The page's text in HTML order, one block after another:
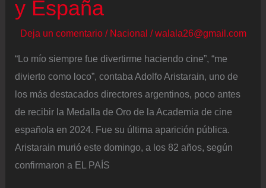
y España
Deja un comentario / Nacional /walala26@gmail.com
“Lo mío siempre fue divertirme haciendo cine”, “me
divierto como loco”, contaba Adolfo Aristarain, uno de
los más destacados directores argentinos, poco antes
de recibir la Medalla de Oro de la Academia de cine
española en 2024. Fue su última aparición pública.
Aristarain murió este domingo, a los 82 años, según
confirmaron a EL PAÍS